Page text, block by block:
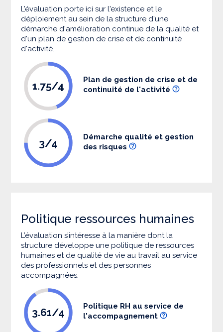
L’évaluation porte ici sur l'existence et le
déploiement au sein de la structure d'une
démarche d'amélioration continue de la qualité et
d'un plan de gestion de crise et de continuité
d'activité.
1.75/4
Plan de gestion de crise et de
continuité de l'activité
3/4
Démarche qualité et gestion
des risques
Politique ressources humaines
L’évaluation s’intéresse à la manière dont la
structure développe une politique de ressources
humaines et de qualité de vie au travail au service
des professionnels et des personnes
accompagnées.
3.61/4
Politique RH au service de
l'accompagnement